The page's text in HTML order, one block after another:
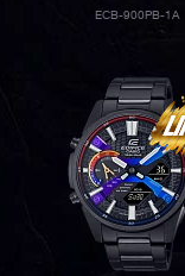
ECB-900PB-1A